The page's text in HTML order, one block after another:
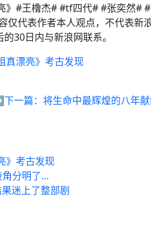
》#王橹杰# #tf四代# #张奕然#
仅代表作者本人观点，不代表新
30日内与新浪网联系。
真漂亮》考古发现
一篇： 将生命中最辉煌的八年
》考古发现
角分明了…
迷上了整部剧